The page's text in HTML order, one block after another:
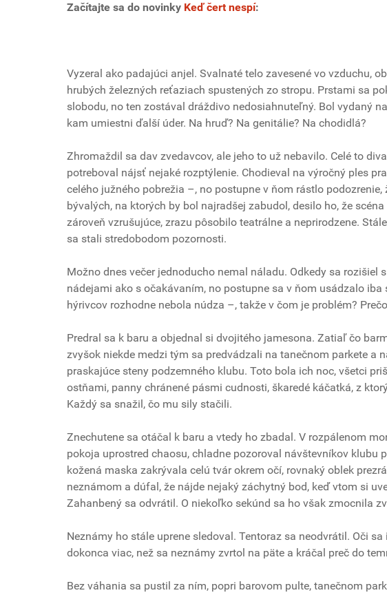
Začítajte sa do novinky Keď čert nespí:
Vyzeral ako padajúci anjel. Svalnaté telo zavesené vo vzduchu,
hrubých železných reťaziach spustených zo stropu. Prstami sa
slobodu, no ten zostával dráždivo nedosiahnuteľný. Bol vydaný
kam umiestni ďalší úder. Na hruď? Na genitálie? Na chodidlá?
Zhromaždil sa dav zvedavcov, ale jeho to už nebavilo. Celé to
potreboval nájsť nejaké rozptýlenie. Chodieval na výročný ples
celého južného pobrežia –, no postupne v ňom rástlo
bývalých, na ktorých by bol najradšej zabudol, desilo ho, že
zároveň vzrušujúce, zrazu pôsobilo teatrálne a neprirodzene.
sa stali stredobodom pozornosti.
Možno dnes večer jednoducho nemal náladu. Odkedy sa
nádejami ako s očakávaním, no postupne sa v ňom usádzalo
hýrivcov rozhodne nebola núdza –, takže v čom je problém?
Predral sa k baru a objednal si dvojitého jamesona. Zatiaľ čo
zvyšok niekde medzi tým sa predvádzali na tanečnom parkete
praskajúce steny podzemného klubu. Toto bola ich noc, všetci
ostňami, panny chránené pásmi cudnosti, škaredé káčatká, z
Každý sa snažil, čo mu sily stačili.
Znechutene sa otáčal k baru a vtedy ho zbadal. V rozpálenom
pokoja uprostred chaosu, chladne pozoroval návštevníkov klubu
kožená maska zakrývala celú tvár okrem očí, rovnaký oblek
neznámom a dúfal, že nájde nejaký záchytný bod, keď vtom si
Zahanbený sa odvrátil. O niekoľko sekúnd sa ho však zmocnila
Neznámy ho stále uprene sledoval. Tentoraz sa neodvrátil. Oči
dokonca viac, než sa neznámy zvrtol na päte a kráčal preč do
Bez váhania sa pustil za ním, popri barovom pulte, tanečnom